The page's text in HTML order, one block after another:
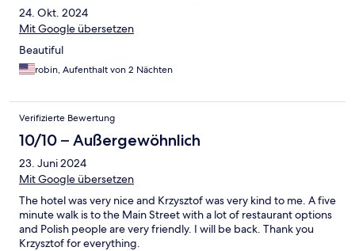
24. Okt. 2024
Mit Google übersetzen
Beautiful
robin, Aufenthalt von 2 Nächten
Verifizierte Bewertung
10/10 – Außergewöhnlich
23. Juni 2024
Mit Google übersetzen
The hotel was very nice and Krzysztof was very kind to me. A five
minute walk is to the Main Street with a lot of restaurant options
and Polish people are very friendly. I will be back. Thank you
Krzysztof for everything.